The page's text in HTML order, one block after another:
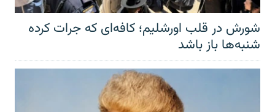
شورش در قلب اورشلیم؛ کافه‌ای که جرات کرده
شنبه‌ها باز باشد